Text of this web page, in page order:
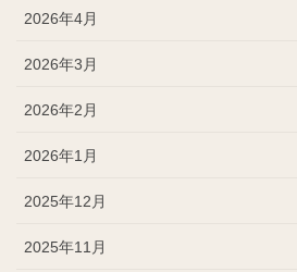
2026年4月
2026年3月
2026年2月
2026年1月
2025年12月
2025年11月